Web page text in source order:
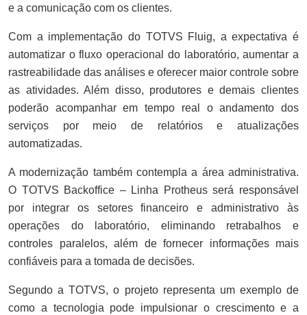
e a comunicação com os clientes.
Com a implementação do TOTVS Fluig, a expectativa é
automatizar o fluxo operacional do laboratório, aumentar a
rastreabilidade das análises e oferecer maior controle sobre
as atividades. Além disso, produtores e demais clientes
poderão acompanhar em tempo real o andamento dos
serviços por meio de relatórios e atualizações
automatizadas.
A modernização também contempla a área administrativa.
O TOTVS Backoffice – Linha Protheus será responsável
por integrar os setores financeiro e administrativo às
operações do laboratório, eliminando retrabalhos e
controles paralelos, além de fornecer informações mais
confiáveis para a tomada de decisões.
Segundo a TOTVS, o projeto representa um exemplo de
como a tecnologia pode impulsionar o crescimento e a